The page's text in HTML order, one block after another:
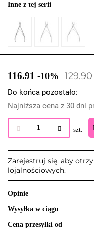
Inne z tej serii
116.91 -10% 129.90
Do końca pozostało:
Najniższa cena z 30 dni
szt.
Zarejestruj się, aby
lojalnościowych.
Opinie
Wysyłka w ciągu
Cena przesyłki od